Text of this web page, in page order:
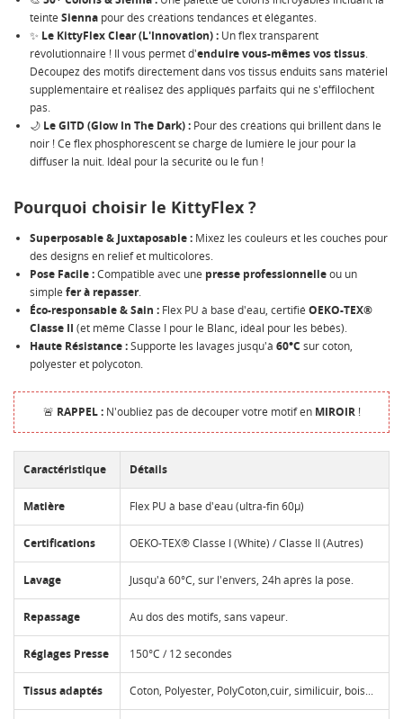
teinte Sienna pour des créations tendances et élégantes.
✨ Le KittyFlex Clear (L'Innovation) : Un flex transparent
révolutionnaire ! Il vous permet d'enduire vous-mêmes vos tissus.
Découpez des motifs directement dans vos tissus enduits sans matériel
supplémentaire et réalisez des appliqués parfaits qui ne s'effilochent
pas.
🌙 Le GITD (Glow In The Dark) : Pour des créations qui brillent dans le
noir ! Ce flex phosphorescent se charge de lumière le jour pour la
diffuser la nuit. Idéal pour la sécurité ou le fun !
Pourquoi choisir le KittyFlex ?
Superposable & Juxtaposable : Mixez les couleurs et les couches pour
des designs en relief et multicolores.
Pose Facile :Compatible avec une presse professionnelleou un
simple fer à repasser.
Éco-responsable & Sain : Flex PU à base d'eau, certifié OEKO-TEX®
Classe II (et même Classe I pour le Blanc, idéal pour les bébés).
Haute Résistance :Supporte les lavages jusqu'à 60°C sur coton,
polyester et polycoton.
🚨 RAPPEL :N'oubliez pas de découper votre motif en MIROIR!
Caractéristique Détails
Matière Flex PU à base d'eau (ultra-fin 60µ)
Certifications OEKO-TEX® Classe I (White) / Classe II (Autres)
Lavage Jusqu'à 60°C, sur l'envers, 24h après la pose.
Repassage Au dos des motifs, sans vapeur.
Réglages Presse 150°C / 12 secondes
Tissus adaptés Coton, Polyester, PolyCoton,cuir, similicuir, bois...
MES LISTES
add_circle_outlineCréer une nouvelle liste
NOM DE LA LISTE D'ENVIES
Annuler Créer une liste d'envies
Vous devez être connecté pour ajouter des produits à
votre liste d'envies.